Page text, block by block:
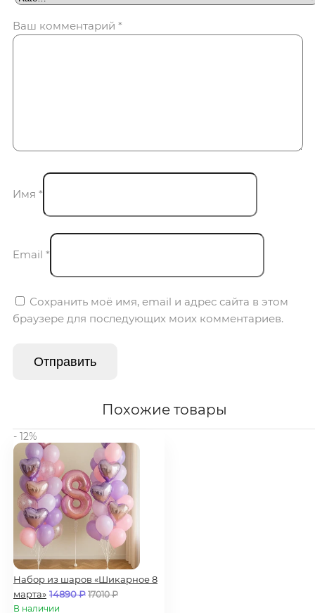
Ваш комментарий *
Имя *
Email *
Сохранить моё имя, email и адрес сайта в этом
браузере для последующих моих комментариев.
Похожие товары
- 12%
Набор из шаров «Шикарное 8
марта» 14890₽ 17010₽
В наличии